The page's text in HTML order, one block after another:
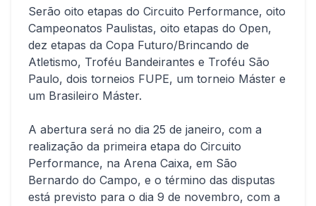
Serão oito etapas do Circuito Performance, oito
Campeonatos Paulistas, oito etapas do Open,
dez etapas da Copa Futuro/Brincando de
Atletismo, Troféu Bandeirantes e Troféu São
Paulo, dois torneios FUPE, um torneio Máster e
um Brasileiro Máster.
A abertura será no dia 25 de janeiro, com a
realização da primeira etapa do Circuito
Performance, na Arena Caixa, em São
Bernardo do Campo, e o término das disputas
está previsto para o dia 9 de novembro, com a